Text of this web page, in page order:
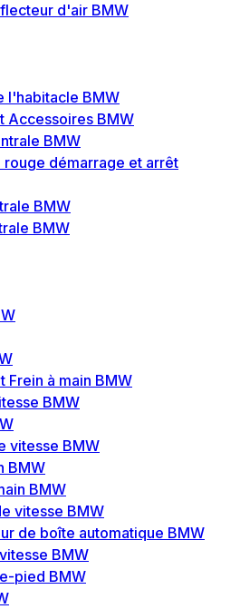
d'air BMW
l'habitacle BMW
Accessoires BMW
BMW
rouge démarrage et arrêt
BMW
BMW
Frein à main BMW
BMW
vitesse BMW
BMW
BMW
vitesse BMW
de boîte automatique BMW
BMW
pied BMW